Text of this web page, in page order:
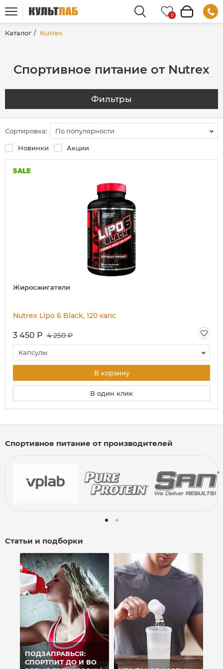
Каталог Nutrex
Спортивное питание от Nutrex
Фильтры
Сортировка: По популярности
Новинки Акции
Жиросжигатели
Nutrex Lipo 6 Black, 120 капс
SALE
3 450 Р 4 250 Р
Капсулы
В корзину
В один клик
Спортивное питание от производителей
Статьи и подборки
ПОДЗАПРАВЬСЯ:
СПОРТПИТ ДО И ВО